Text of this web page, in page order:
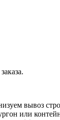
вывоз
или